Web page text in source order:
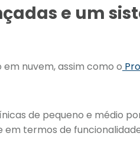
e um
nuvem, assim como o
de pequeno e médio
termos de